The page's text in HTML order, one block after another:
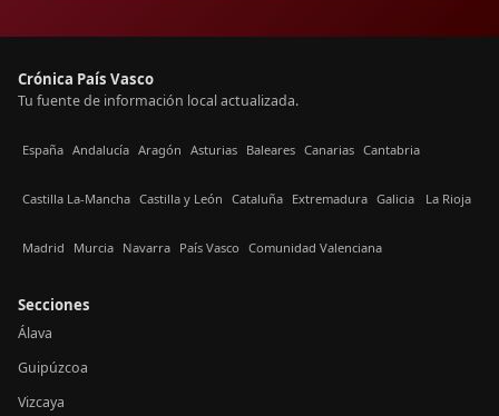
Crónica País Vasco
Tu fuente de información local actualizada.
España Andalucía Aragón Asturias Baleares Canarias Cantabria
Castilla La-Mancha Castilla y León Cataluña Extremadura Galicia La Rioja
Madrid Murcia Navarra País Vasco Comunidad Valenciana
Secciones
Álava
Guipúzcoa
Vizcaya